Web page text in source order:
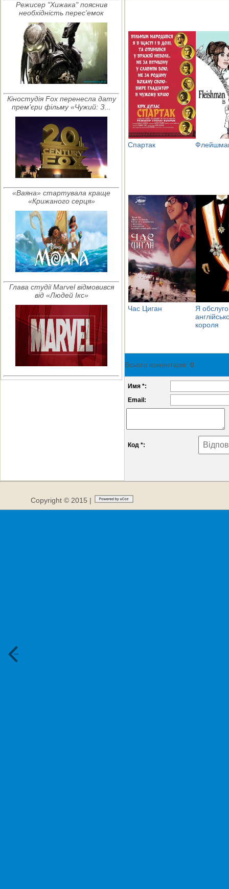
Сюди
Режисер "Хижака" пояснив
необхідність перес'емок
Кіностудія Fox перенесла дату
прем'єри фільму «Чужий: З...
«Ваяна» стартувала краще
«Крижаного серця»
Глава студії Marvel відмовився
від «Людей Ікс»
Спартак Флейшман
Час Циган
Я
короля
Всього коментарів: 0
Имя *:
Email:
Код *:
Copyright © 2015 |